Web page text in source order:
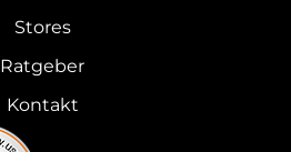
Stores
Ratgeber
Kontakt